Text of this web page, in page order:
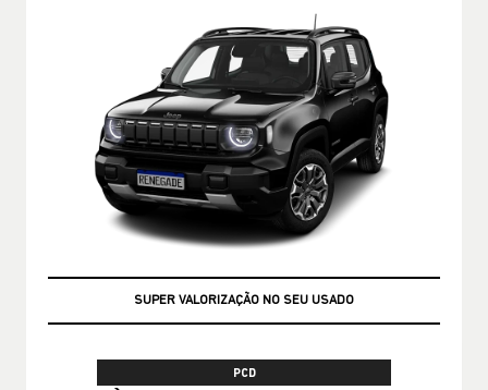
SUPER VALORIZAÇÃO NO SEU USADO
PCD